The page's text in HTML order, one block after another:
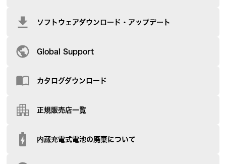
ソフトウェアダウンロード・アップデート
Global Support
カタログダウンロード
正規販売店一覧
内蔵充電式電池の廃棄について